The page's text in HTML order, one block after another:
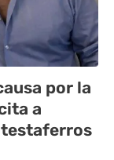
por la
a